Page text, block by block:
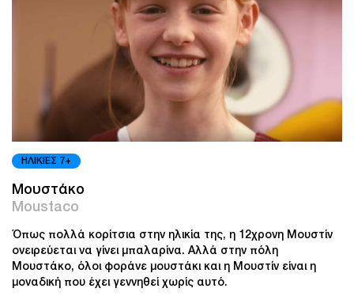
ΗΛΙΚΙΕΣ 7+
Μουστάκο
Moustaco
Όπως πολλά κορίτσια στην ηλικία της, η 12χρονη Μουστίν
ονειρεύεται να γίνει μπαλαρίνα. Αλλά στην πόλη
Μουστάκο, όλοι φοράνε μουστάκι και η Μουστίν είναι η
μοναδική που έχει γεννηθεί χωρίς αυτό.